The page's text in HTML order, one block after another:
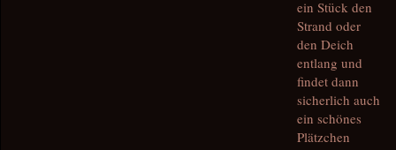
ein Stück den
Strand oder
den Deich
entlang und
findet dann
sicherlich auch
ein schönes
Plätzchen